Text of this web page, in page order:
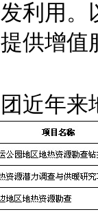
利用
供增值
近年来